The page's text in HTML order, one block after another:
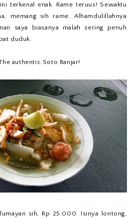
terkenal enak. Rame teruus! Sewaktu
memang sih rame. Alhamdulillahnya
saya biasanya malah sering penuh
duduk.
authentic Soto Banjar!
sih, Rp 25.000. Isinya lontong,